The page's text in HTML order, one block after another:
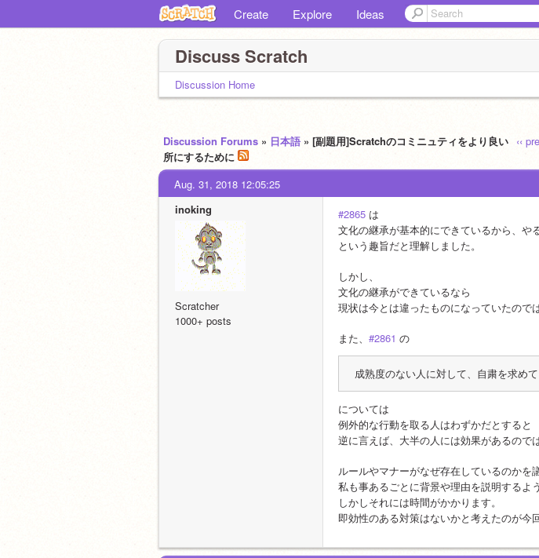
Create Explore Ideas
Discuss Scratch
Discussion Home
‹‹
Discussion Forums » 日本語 » [副題用]Scratchのコミニュティをより良い
所にするために
Aug. 31, 2018 12:05:25
inoking
Scratcher
1000+ posts
#2865 は
文化の継承が基本的にできているから、や
という趣旨だと理解しました。
しかし、
文化の継承ができているなら
現状は今とは違ったものになっていたので
また、 #2861 の
成熟度のない人に対して、自粛を求め
については
例外的な行動を取る人はわずかだとすると
逆に言えば、大半の人には効果があるので
ルールやマナーがなぜ存在しているのかを
私も事あるごとに背景や理由を説明するよ
しかしそれには時間がかかります。
即効性のある対策はないかと考えたのが今